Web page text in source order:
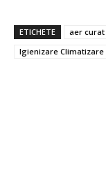
ETICHETE aer curat
Igienizare Climatizare